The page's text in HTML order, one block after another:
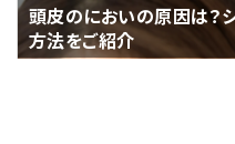
頭皮のにおいの原因は？
方法をご紹介